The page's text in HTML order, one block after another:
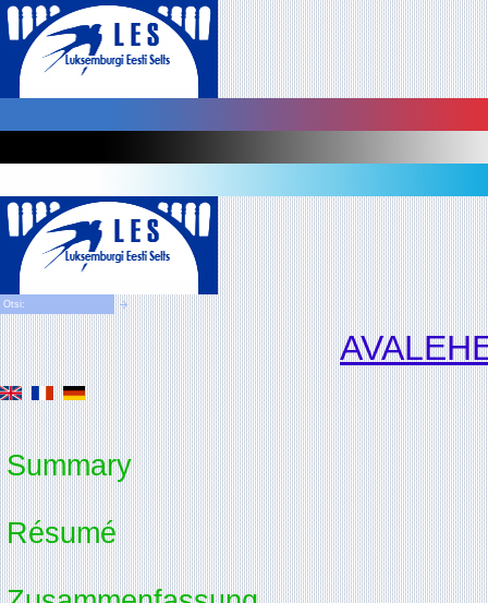
Summary
Résumé